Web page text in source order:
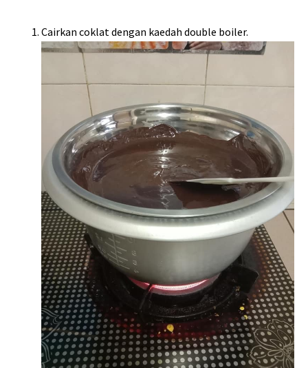
Cairkan coklat dengan kaedah double boiler.